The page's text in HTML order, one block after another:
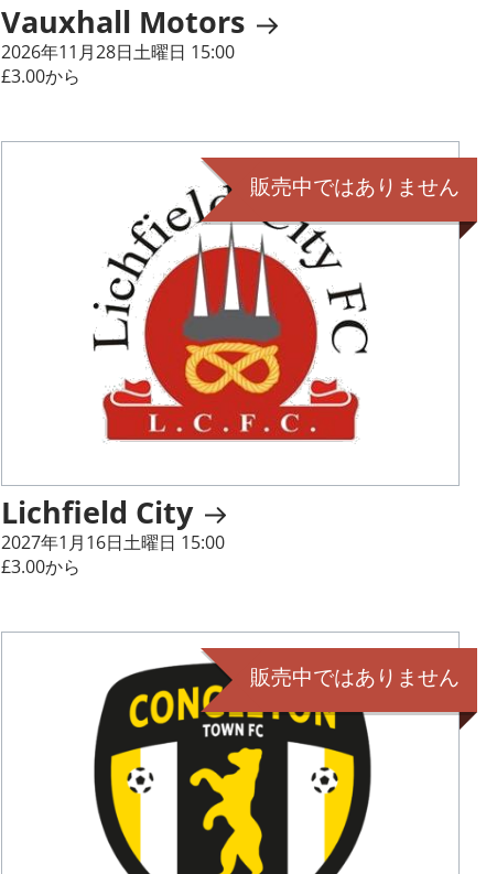
Vauxhall Motors
2026年11月28日土曜日 15:00
£3.00から
販売中ではありません
Lichfield City
2027年1月16日土曜日 15:00
£3.00から
販売中ではありません